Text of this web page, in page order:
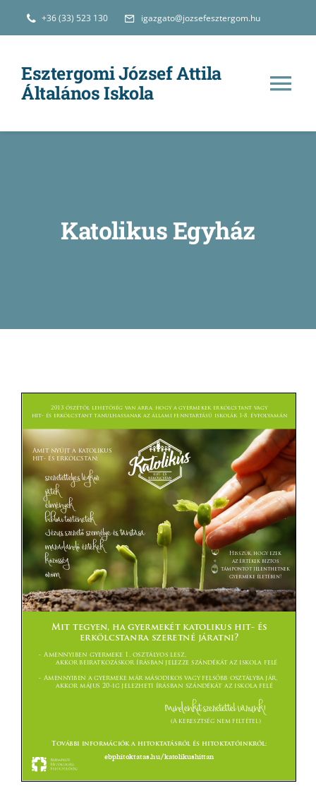
Kihagyás
+36 (33) 523 130 igazgato@jozsefesztergom.hu
Esztergomi József Attila
Általános Iskola
Kapcsolat
e-Napló
Katolikus Egyház